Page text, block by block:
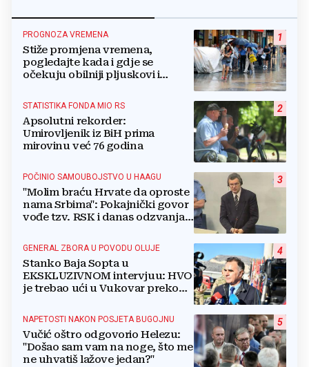
1
PROGNOZA VREMENA
Stiže promjena vremena,
pogledajte kada i gdje se
očekuju obilniji pljuskovi i
2
STATISTIKA FONDA MIO RS
Apsolutni rekorder:
Umirovljenik iz BiH prima
mirovinu već 76 godina
3
POČINIO SAMOUBOJSTVO U HAAGU
"Molim braću Hrvate da oproste
nama Srbima": Pokajnički govor
vođe tzv. RSK i danas odzvanja
4
GENERAL ZBORA U POVODU OLUJE
Stanko Baja Sopta u
EKSKLUZIVNOM intervjuu: HVO
je trebao ući u Vukovar preko
Bršadina
5
NAPETOSTI NAKON POSJETA BUGOJNU
Vučić oštro odgovorio Helezu:
"Došao sam vam na noge, što me
ne uhvatiš lažove jedan?"